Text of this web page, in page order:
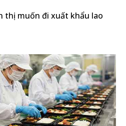
thị muốn đi xuất khẩu lao